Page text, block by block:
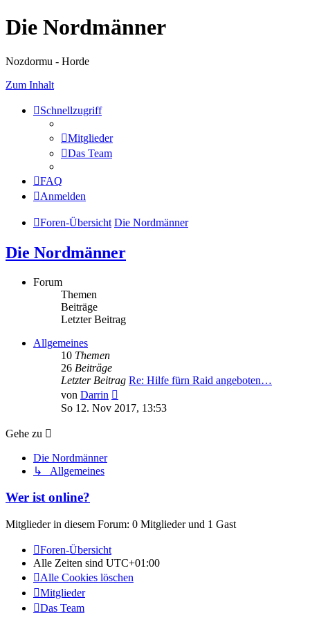
Die Nordmänner
Nozdormu - Horde
Zum Inhalt
Schnellzugriff
Mitglieder
Das Team
FAQ
Anmelden
Foren-Übersicht Die Nordmänner
Die Nordmänner
Forum
Themen
Beiträge
Letzter Beitrag
Allgemeines
10 Themen
26 Beiträge
Letzter Beitrag Re: Hilfe fürn Raid angeboten…
von Darrin
Beitrag
So 12. Nov 2017, 13:53
Gehe zu
Die Nordmänner
↳ Allgemeines
Wer ist online?
Mitglieder in diesem Forum: 0 Mitglieder und 1 Gast
Foren-Übersicht
Alle Zeiten sind UTC+01:00
Alle Cookies löschen
Mitglieder
Das Team